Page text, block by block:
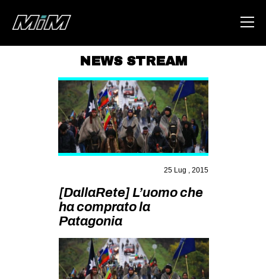
ABOUT
AREA
DEGENERAZIONE
GAZA FREESTYLE
CSOA LAMBRETTA
MSM
STUDENTI TSUNAMI
ZAM
MILANO
NEWS STREAM
25 Lug , 2015
[DallaRete] L’uomo che
ha comprato la
Patagonia